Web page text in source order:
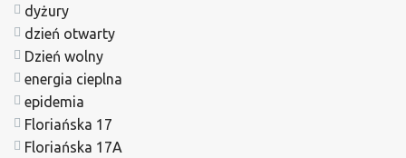
dyżury
dzień otwarty
Dzień wolny
energia cieplna
epidemia
Floriańska 17
Floriańska 17A